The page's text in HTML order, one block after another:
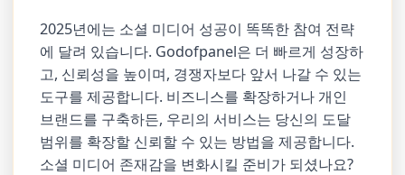
2025년에는 소셜 미디어 성공이 똑똑한 참여 전략
에 달려 있습니다. Godofpanel은 더 빠르게 성장하
고, 신뢰성을 높이며, 경쟁자보다 앞서 나갈 수 있는
도구를 제공합니다. 비즈니스를 확장하거나 개인
브랜드를 구축하든, 우리의 서비스는 당신의 도달
범위를 확장할 신뢰할 수 있는 방법을 제공합니다.
소셜 미디어 존재감을 변화시킬 준비가 되셨나요?